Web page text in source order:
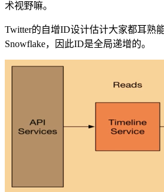
术视野嘛。
Twitter的自增ID设计估计大家都耳熟
Snowflake，因此ID是全局递增的。